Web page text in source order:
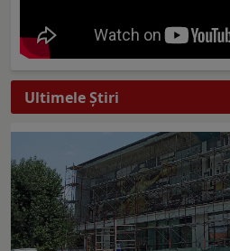
Ultimele Ştiri